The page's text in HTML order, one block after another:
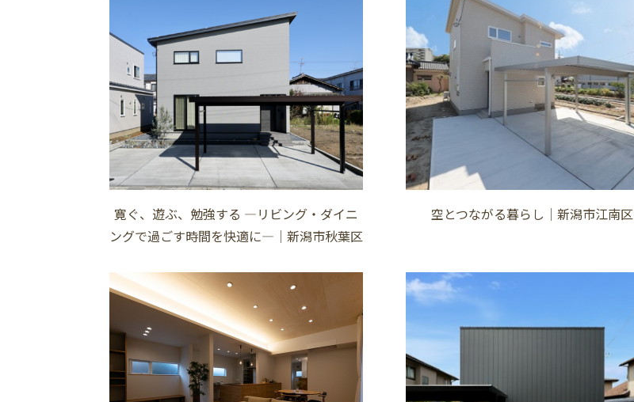
寛ぐ、遊ぶ、勉強する ―リビング・ダイニ
ングで過ごす時間を快適に―│新潟市秋葉区
空とつながる暮らし│新潟市江南区